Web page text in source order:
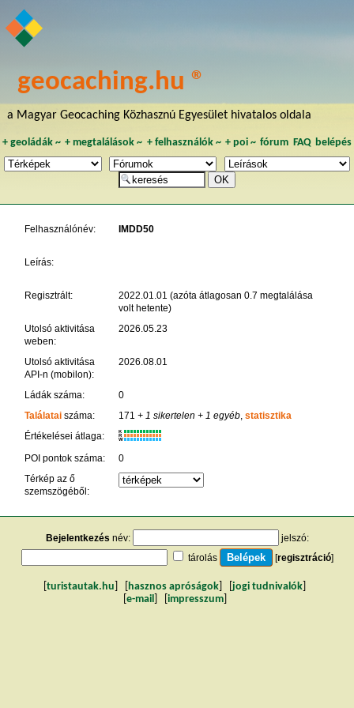
geocaching.hu ®
a Magyar Geocaching Közhasznú Egyesület hivatalos oldala
+ geoládák~ +megtalálások ~ + felhasználók~ + poi~ fórum FAQ belépés
Felhasználónév: IMDD50
Leírás:
Regisztrált:
2022.01.01 (azóta átlagosan 0.7 megtalálása
volt hetente)
Utolsó aktivitása
weben:
2026.05.23
Utolsó aktivitása
API-n (mobilon):
2026.08.01
Ládák száma:
0
Találataiszáma: 171 + 1 sikertelen + 1 egyéb, statisztika
Értékelései átlaga:
K
R
W
POI pontok száma:
0
Térkép az ő
szemszögéből:
Bejelentkezés név:
jelszó:
tárolás
[regisztráció]
turistautak.hu hasznos apróságok jogi tudnivalók
e-mail impresszum]